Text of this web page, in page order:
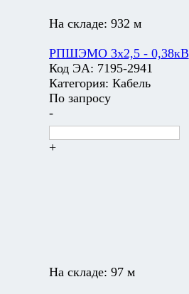
На складе: 932 м
РПШЭМО 3х2,5 - 0,38кВ
Код ЭА: 7195-2941
Категория: Кабель
По запросу
-
+
На складе: 97 м